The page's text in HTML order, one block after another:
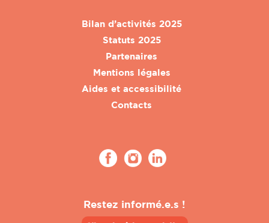
Bilan d’activités 2025
Statuts 2025
Partenaires
Mentions légales
Aides et accessibilité
Contacts
Restez informé.e.s !